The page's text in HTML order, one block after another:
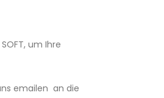
um Ihre
emailen an die